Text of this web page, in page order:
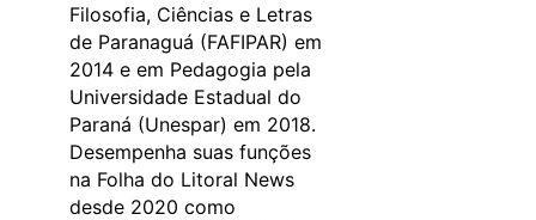
Filosofia, Ciências e Letras
de Paranaguá (FAFIPAR) em
2014 e em Pedagogia pela
Universidade Estadual do
Paraná (Unespar) em 2018.
Desempenha suas funções
na Folha do Litoral News
desde 2020 como